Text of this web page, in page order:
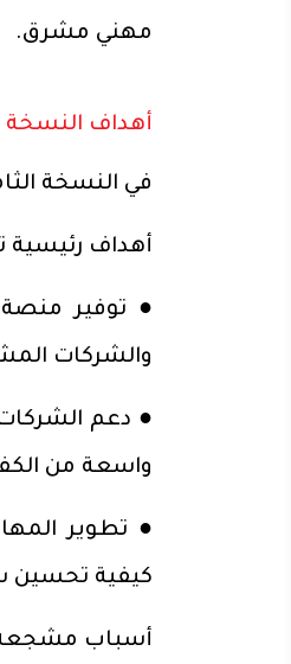
مهني مشرق.
أهداف النسخة
في النسخة
أهداف
● توفير
والشركات
● دعم
واسعة من
● تطوير
كيفية تحسين
أسباب مشجعة